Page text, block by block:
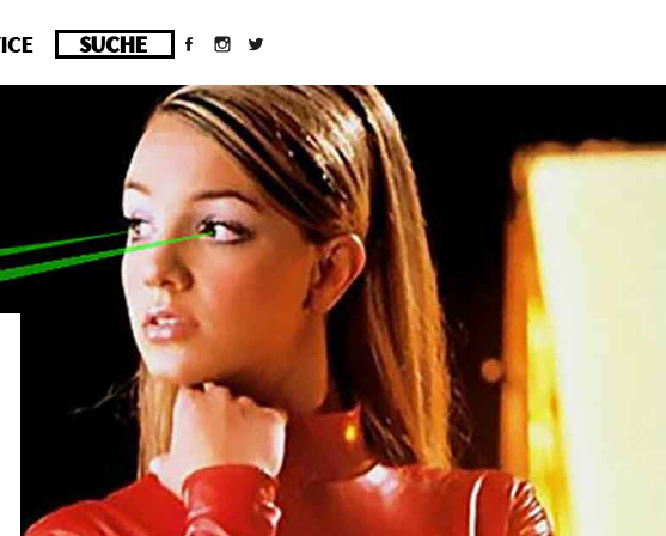
in /homepages/10/d43051023/htdocs/wordpress/wp-